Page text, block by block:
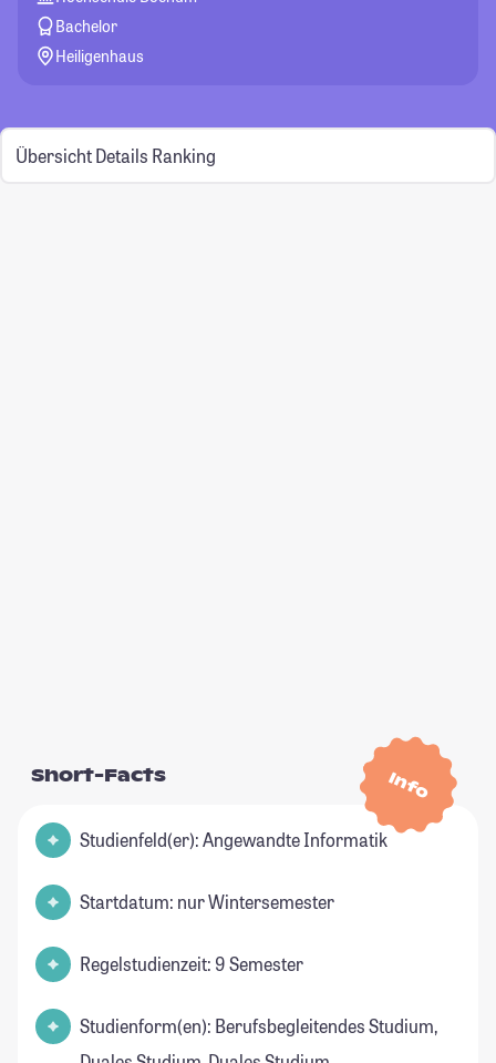
Bachelor
Heiligenhaus
Übersicht Details Ranking
Info
Short-Facts
Studienfeld(er): Angewandte Informatik
Startdatum: nur Wintersemester
Regelstudienzeit: 9 Semester
Studienform(en): Berufsbegleitendes Studium,